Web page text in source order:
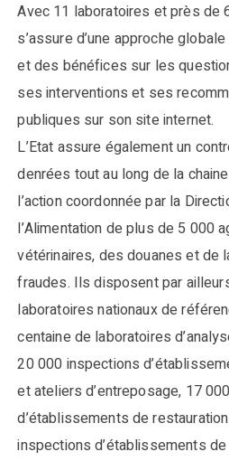
Avec 11 laboratoires et près de
s’assure d’une approche
et des bénéfices sur les
ses interventions et ses
publiques sur son site internet.
L’Etat assure également un
denrées tout au long de la
l’action coordonnée par la
l’Alimentation de plus de 5 000
vétérinaires, des douanes et de
fraudes. Ils disposent par
laboratoires nationaux de
centaine de laboratoires
20 000 inspections
et ateliers d’entreposage, 17
d’établissements de
inspections d’établissements